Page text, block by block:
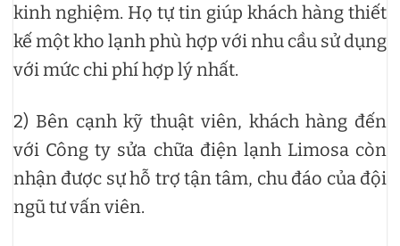
kinh nghiệm. Họ tự tin giúp khách hàng thiết
kế một kho lạnh phù hợp với nhu cầu sử dụng
với mức chi phí hợp lý nhất.
2) Bên cạnh kỹ thuật viên, khách hàng đến
với Công ty sửa chữa điện lạnh Limosa còn
nhận được sự hỗ trợ tận tâm, chu đáo của đội
ngũ tư vấn viên.